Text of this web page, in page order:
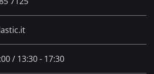
/ 13:30 - 17:30